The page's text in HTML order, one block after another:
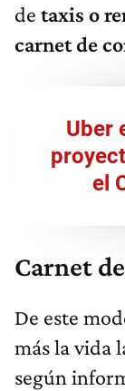
de taxis o
carnet de
Uber
el
Carnet
De este
más la vida
según